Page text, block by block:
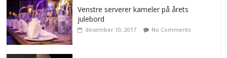
Venstre serverer kameler på årets
julebord
desember 10, 2017 No Comments